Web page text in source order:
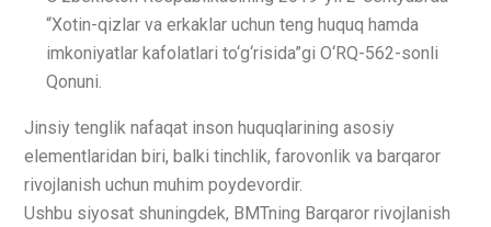
“Xotin-qizlar va erkaklar uchun teng huquq hamda
imkoniyatlar kafolatlari to‘g‘risida”gi O‘RQ-562-sonli
Qonuni.
Jinsiy tenglik nafaqat inson huquqlarining asosiy
elementlaridan biri, balki tinchlik, farovonlik va barqaror
rivojlanish uchun muhim poydevordir.
Ushbu siyosat shuningdek, BMTning Barqaror rivojlanish